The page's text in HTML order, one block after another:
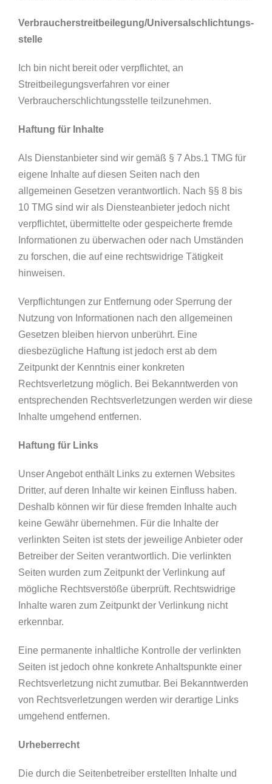
Verbraucher­streit­beilegung/Universal­schlichtungs­
stelle
Ich bin nicht bereit oder verpflichtet, an
Streitbeilegungsverfahren vor einer
Verbraucherschlichtungsstelle teilzunehmen.
Haftung für Inhalte
Als Dienstanbieter sind wir gemäß § 7 Abs.1 TMG für
eigene Inhalte auf diesen Seiten nach den
allgemeinen Gesetzen verantwortlich. Nach §§ 8 bis
10 TMG sind wir als Diensteanbieter jedoch nicht
verpflichtet, übermittelte oder gespeicherte fremde
Informationen zu überwachen oder nach Umständen
zu forschen, die auf eine rechtswidrige Tätigkeit
hinweisen.
Verpflichtungen zur Entfernung oder Sperrung der
Nutzung von Informationen nach den allgemeinen
Gesetzen bleiben hiervon unberührt. Eine
diesbezügliche Haftung ist jedoch erst ab dem
Zeitpunkt der Kenntnis einer konkreten
Rechtsverletzung möglich. Bei Bekanntwerden von
entsprechenden Rechtsverletzungen werden wir diese
Inhalte umgehend entfernen.
Haftung für Links
Unser Angebot enthält Links zu externen Websites
Dritter, auf deren Inhalte wir keinen Einfluss haben.
Deshalb können wir für diese fremden Inhalte auch
keine Gewähr übernehmen. Für die Inhalte der
verlinkten Seiten ist stets der jeweilige Anbieter oder
Betreiber der Seiten verantwortlich. Die verlinkten
Seiten wurden zum Zeitpunkt der Verlinkung auf
mögliche Rechtsverstöße überprüft. Rechtswidrige
Inhalte waren zum Zeitpunkt der Verlinkung nicht
erkennbar.
Eine permanente inhaltliche Kontrolle der verlinkten
Seiten ist jedoch ohne konkrete Anhaltspunkte einer
Rechtsverletzung nicht zumutbar. Bei Bekanntwerden
von Rechtsverletzungen werden wir derartige Links
umgehend entfernen.
Urheberrecht
Die durch die Seitenbetreiber erstellten Inhalte und